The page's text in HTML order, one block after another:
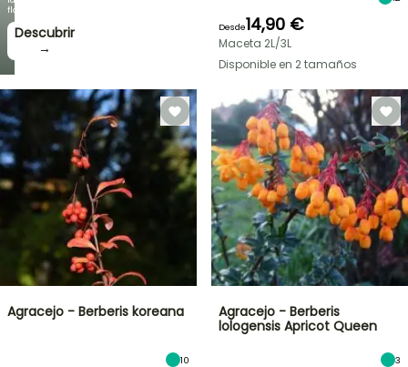
floración!
Descubrir
→
Desde14,90 €
Maceta 2L/3L
Disponible en 2 tamaños
Agracejo - Berberis koreana
10
Agracejo - Berberis
lologensis Apricot Queen
3